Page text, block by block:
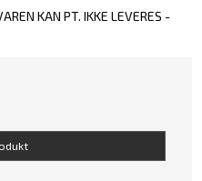
KAN PT. IKKE LEVERES -